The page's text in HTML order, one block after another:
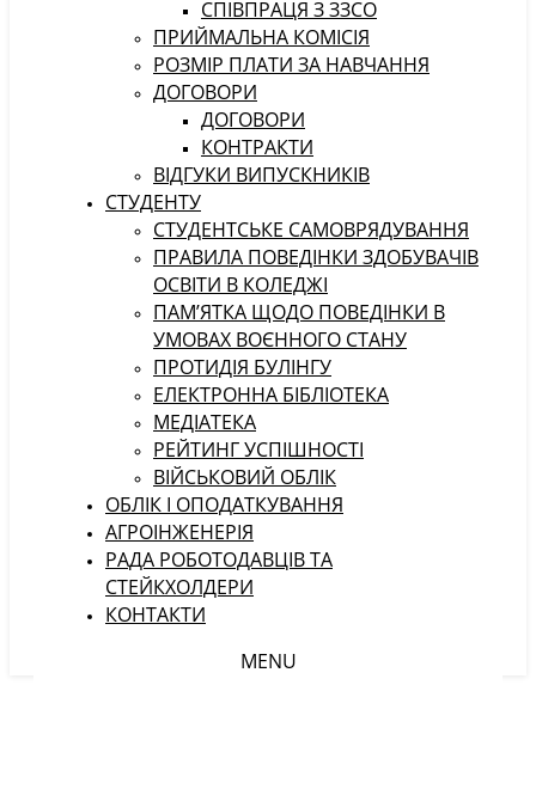
СПІВПРАЦЯ З ЗЗСО
ПРИЙМАЛЬНА КОМІСІЯ
РОЗМІР ПЛАТИ ЗА НАВЧАННЯ
ДОГОВОРИ
ДОГОВОРИ
КОНТРАКТИ
ВІДГУКИ ВИПУСКНИКІВ
СТУДЕНТУ
CТУДЕНТСЬКЕ САМОВРЯДУВАННЯ
ПРАВИЛА ПОВЕДІНКИ ЗДОБУВАЧІВ
ОСВІТИ В КОЛЕДЖІ
ПАМ’ЯТКА ЩОДО ПОВЕДІНКИ В
УМОВАХ ВОЄННОГО СТАНУ
ПРОТИДІЯ БУЛІНГУ
ЕЛЕКТРОННА БІБЛІОТЕКА
МЕДІАТЕКА
РЕЙТИНГ УСПІШНОСТІ
ВІЙСЬКОВИЙ ОБЛІК
ОБЛІК І ОПОДАТКУВАННЯ
АГРОІНЖЕНЕРІЯ
РАДА РОБОТОДАВЦІВ ТА
СТЕЙКХОЛДЕРИ
КОНТАКТИ
MENU